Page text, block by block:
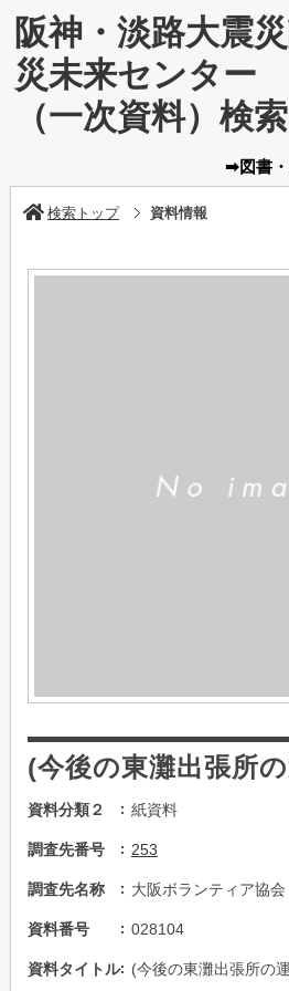
阪神・淡路大震
災未来センター
（一次資料）検索
➡図書
検索トップ 資料情報
(今後の東灘出張所
資料分類２ 紙資料
調査先番号 253
調査先名称 大阪ボランティア協会
資料番号 028104
資料タイトル (今後の東灘出張所の